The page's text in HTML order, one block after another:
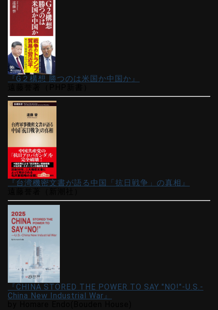
『G２構想 勝つのは米国か中国か』
『台湾機密文書が語る中国「抗日戦争」の真相』
『CHINA STORED THE POWER TO SAY "NO!"-U.S.-
China New Industrial War』